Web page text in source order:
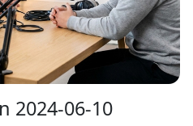
2024-06-10